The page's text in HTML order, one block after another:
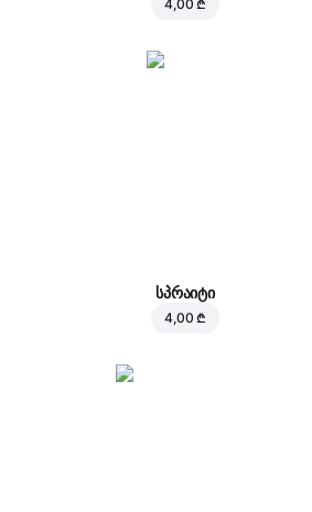
4,00 ₾
სპრაიტი
4,00 ₾